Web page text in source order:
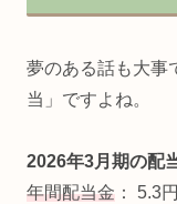
夢のある話も大事
当」ですよね。
2026年3月期の配
年間配当金 ： 5.3